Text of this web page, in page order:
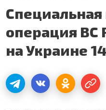
Специальная
операция ВС
на Украине